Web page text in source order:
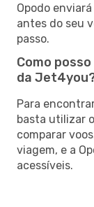
Opodo
antes do seu
passo.
Como
da
Para
basta utilizar
comparar
viagem, e a
acessíveis.